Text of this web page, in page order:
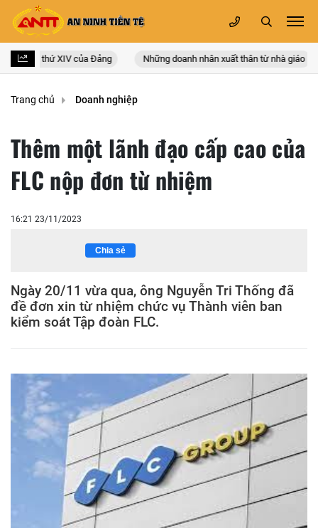
lần thứ XIV của Đảng Những doanh nhân xuất thân từ nhà giáo
Trang chủ Doanh nghiệp
Thêm một lãnh đạo cấp cao của
FLC nộp đơn từ nhiệm
16:21 23/11/2023
Chia sẻ
Ngày 20/11 vừa qua, ông Nguyễn Tri Thống đã
đề đơn xin từ nhiệm chức vụ Thành viên ban
kiểm soát Tập đoàn FLC.